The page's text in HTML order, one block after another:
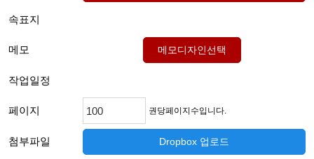
속표지
메모 메모디자인선택
작업일정
페이지 권당페이지수입니다.
첨부파일 Dropbox 업로드